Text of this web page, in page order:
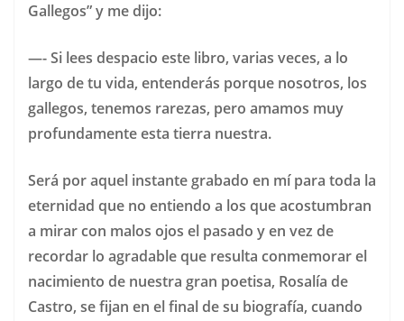
Gallegos” y me dijo:
—- Si lees despacio este libro, varias veces, a lo
largo de tu vida, entenderás porque nosotros, los
gallegos, tenemos rarezas, pero amamos muy
profundamente esta tierra nuestra.
Será por aquel instante grabado en mí para toda la
eternidad que no entiendo a los que acostumbran
a mirar con malos ojos el pasado y en vez de
recordar lo agradable que resulta conmemorar el
nacimiento de nuestra gran poetisa, Rosalía de
Castro, se fijan en el final de su biografía, cuando